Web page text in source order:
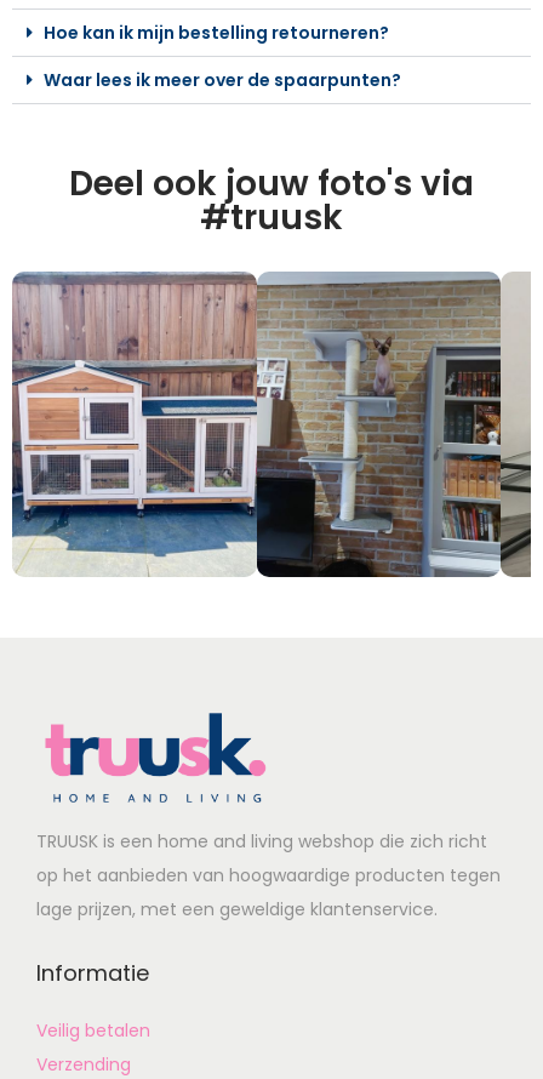
Hoe kan ik mijn bestelling retourneren?
Waar lees ik meer over de spaarpunten?
Deel ook jouw foto's via
#truusk
TRUUSK is een home and living webshop die zich richt
op het aanbieden van hoogwaardige producten tegen
lage prijzen, met een geweldige klantenservice.
Informatie
Veilig betalen
Verzending